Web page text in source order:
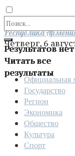
Результатов нет
Читать все
результаты
Отправить
Республика
Четверг, 6
Официальная
Государство
Регион
Экономика
Общество
Культура
Спорт